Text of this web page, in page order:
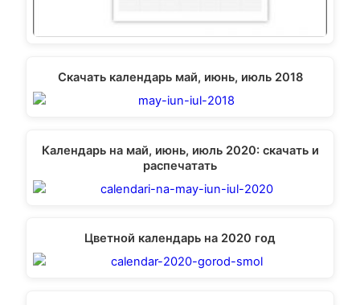
Скачать календарь май, июнь, июль 2018
Календарь на май, июнь, июль 2020: скачать и
распечатать
Цветной календарь на 2020 год